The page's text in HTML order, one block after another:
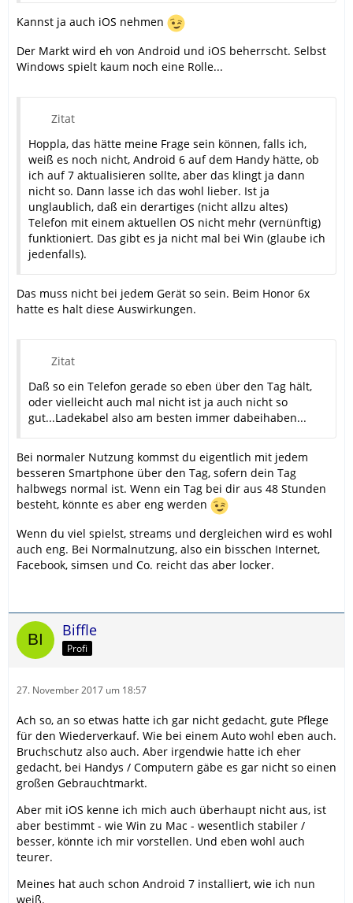
Kannst ja auch iOS nehmen
Der Markt wird eh von Android und iOS beherrscht. Selbst
Windows spielt kaum noch eine Rolle...
Zitat
Hoppla, das hätte meine Frage sein können, falls ich,
weiß es noch nicht, Android 6 auf dem Handy hätte, ob
ich auf 7 aktualisieren sollte, aber das klingt ja dann
nicht so. Dann lasse ich das wohl lieber. Ist ja
unglaublich, daß ein derartiges (nicht allzu altes)
Telefon mit einem aktuellen OS nicht mehr (vernünftig)
funktioniert. Das gibt es ja nicht mal bei Win (glaube ich
jedenfalls).
Das muss nicht bei jedem Gerät so sein. Beim Honor 6x
hatte es halt diese Auswirkungen.
Zitat
Daß so ein Telefon gerade so eben über den Tag hält,
oder vielleicht auch mal nicht ist ja auch nicht so
gut...Ladekabel also am besten immer dabeihaben...
Bei normaler Nutzung kommst du eigentlich mit jedem
besseren Smartphone über den Tag, sofern dein Tag
halbwegs normal ist. Wenn ein Tag bei dir aus 48 Stunden
besteht, könnte es aber eng werden
Wenn du viel spielst, streams und dergleichen wird es wohl
auch eng. Bei Normalnutzung, also ein bisschen Internet,
Facebook, simsen und Co. reicht das aber locker.
Biffle
Profi
27. November 2017 um 18:57
Ach so, an so etwas hatte ich gar nicht gedacht, gute Pflege
für den Wiederverkauf. Wie bei einem Auto wohl eben auch.
Bruchschutz also auch. Aber irgendwie hatte ich eher
gedacht, bei Handys / Computern gäbe es gar nicht so einen
großen Gebrauchtmarkt.
Aber mit iOS kenne ich mich auch überhaupt nicht aus, ist
aber bestimmt - wie Win zu Mac - wesentlich stabiler /
besser, könnte ich mir vorstellen. Und eben wohl auch
teurer.
Meines hat auch schon Android 7 installiert, wie ich nun
weiß.